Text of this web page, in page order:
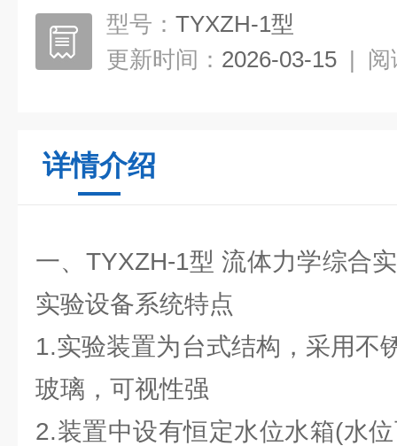
型号： TYXZH-1型
更新时间： 2026-03-15 | 阅
详情介绍
一、TYXZH-1型 流体力学综合
实验设备系统特点
1.实验装置为台式结构，采用不
玻璃，可视性强
2.装置中设有恒定水位水箱(水